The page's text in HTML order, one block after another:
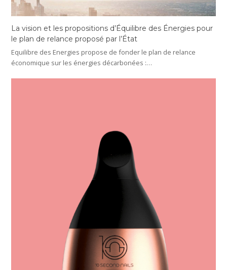
La vision et les propositions d’Équilibre des Énergies pour
le plan de relance proposé par l’État
Equilibre des Energies propose de fonder le plan de relance
économique sur les énergies décarbonées :…